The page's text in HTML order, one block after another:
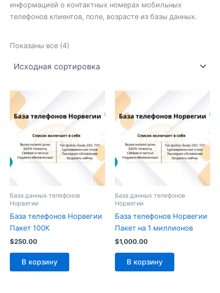
информацией о контактных номерах мобильных
телефонов клиентов, поле, возрасте из базы данных.
Показаны все (4)
База данных телефонов
Норвегии
База телефонов Норвегии
Пакет 100К
$250.00
В корзину
База данных телефонов
Норвегии
База телефонов Норвегии
Пакет на 1 миллионов
$1,000.00
В корзину